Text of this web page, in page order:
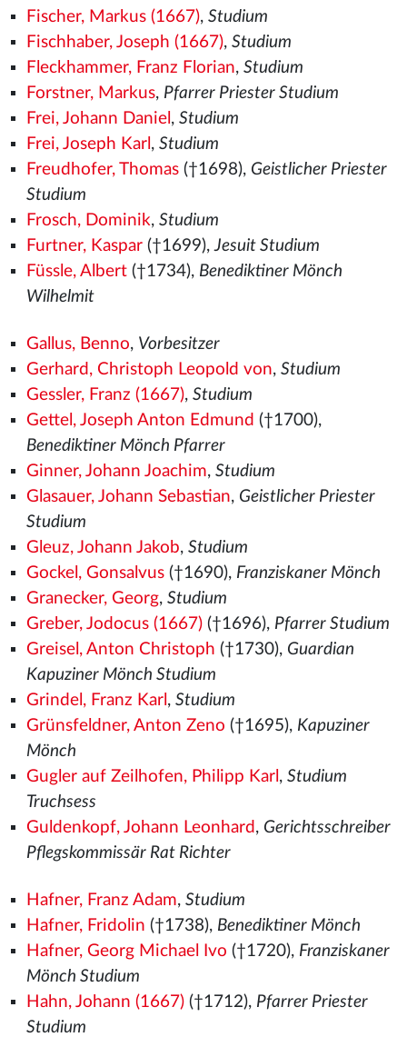
Fischer, Markus (1667), Studium
Fischhaber, Joseph (1667), Studium
Fleckhammer, Franz Florian, Studium
Forstner, Markus, Pfarrer Priester Studium
Frei, Johann Daniel , Studium
Frei, Joseph Karl , Studium
Freudhofer, Thomas(†1698), Geistlicher Priester
Studium
Frosch, Dominik, Studium
Furtner, Kaspar(†1699),Jesuit Studium
Füssle, Albert(†1734), Benediktiner Mönch
Wilhelmit
Gallus, Benno, Vorbesitzer
Gerhard, Christoph Leopold von, Studium
Gessler, Franz (1667), Studium
Gettel, Joseph Anton Edmund (†1700),
Benediktiner Mönch Pfarrer
Ginner, Johann Joachim, Studium
Glasauer, Johann Sebastian, Geistlicher Priester
Studium
Gleuz, Johann Jakob, Studium
Gockel, Gonsalvus(†1690), Franziskaner Mönch
Granecker, Georg, Studium
Greber, Jodocus (1667)(†1696), Pfarrer Studium
Greisel, Anton Christoph (†1730), Guardian
Kapuziner Mönch Studium
Grindel, Franz Karl , Studium
Grünsfeldner, Anton Zeno (†1695), Kapuziner
Mönch
Gugler auf Zeilhofen, Philipp Karl , Studium
Truchsess
Guldenkopf, Johann Leonhard , Gerichtsschreiber
Pflegskommissär Rat Richter
Hafner, Franz Adam, Studium
Hafner, Fridolin (†1738), Benediktiner Mönch
Hafner, Georg Michael Ivo (†1720), Franziskaner
Mönch Studium
Hahn, Johann (1667)(†1712), Pfarrer Priester
Studium